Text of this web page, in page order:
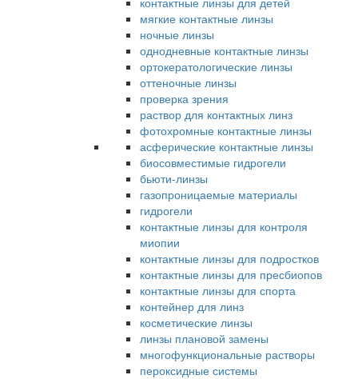
мягкие контактные линзы
ночные линзы
однодневные контактные линзы
ортокератологические линзы
оттеночные линзы
проверка зрения
раствор для контактных линз
фотохромные контактные линзы
асферические контактные линзы
биосовместимые гидрогели
бьюти-линзы
газопроницаемые материалы
гидрогели
контактные линзы для контроля
миопии
контактные линзы для подростков
контактные линзы для пресбиопов
контактные линзы для спорта
контейнер для линз
косметические линзы
линзы плановой замены
многофункциональные растворы
пероксидные системы